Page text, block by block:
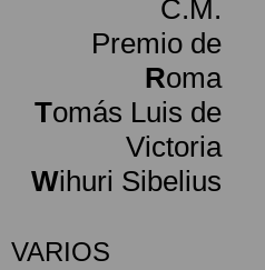
C.M.
Premio de
Roma
Tomás Luis de
Victoria
Wihuri Sibelius
VARIOS